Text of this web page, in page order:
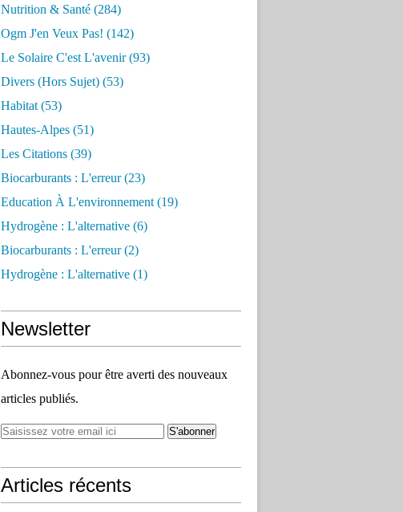
Nutrition & Santé (284)
Ogm J'en Veux Pas! (142)
Le Solaire C'est L'avenir(93)
Divers (hors Sujet) (53)
Habitat (53)
Hautes-Alpes (51)
Les Citations (39)
Biocarburants : L'erreur(23)
Education À L'environnement (19)
Hydrogène : L'alternative (6)
Biocarburants : L'erreur(2)
Hydrogène : L'alternative (1)
Newsletter
Abonnez-vous pour être averti des nouveaux
articles publiés.
Articles récents